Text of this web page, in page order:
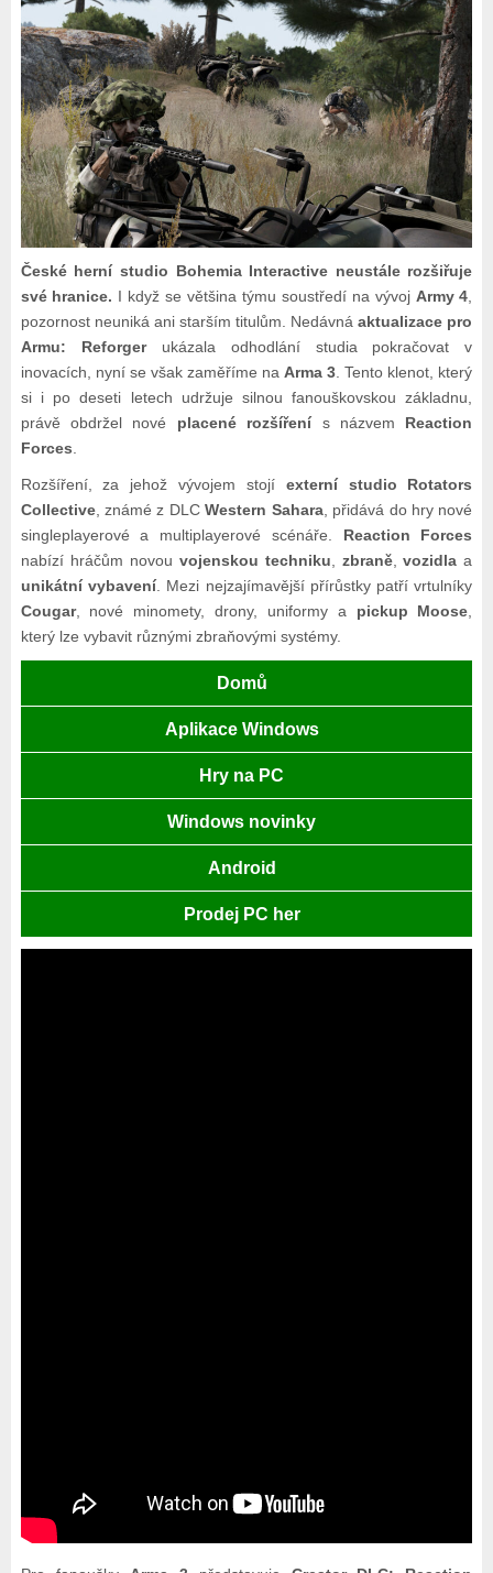
České herní studio Bohemia Interactive neustále rozšiřuje
své hranice. I když se většina týmu soustředí na vývoj Army 4
pozornost neuniká ani starším titulům. Nedávnáaktualizace pro
Armu: Reforgerukázala odhodlání studia pokračovat v
inovacích, nyní se však zaměříme na Arma 3 . Tento klenot, který
si i po deseti letech udržuje silnou fanouškovskou základnu,
právě obdržel nové placené rozšířenís názvem Reaction
Forces
Rozšíření, za jehož vývojem stojí externí studio Rotators
Collective, známé z DLCWestern Sahara, přidává do hry nové
singleplayerové a multiplayerové scénáře. Reaction Forces
nabízí hráčům novou vojenskou techniku zbraně,vozidla a
unikátní vybavení. Mezi nejzajímavější přírůstky patří vrtulníky
Cougar, nové minomety, drony, uniformy a pickup Moose
který lze vybavit různými zbraňovými systémy.
Domů
Aplikace Windows
Hry na PC
Windows novinky
Android
Prodej PC her